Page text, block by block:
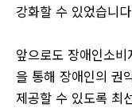
강화할 수 있었습니
앞으로도 장애인소
을 통해 장애인의 권
제공할 수 있도록 최